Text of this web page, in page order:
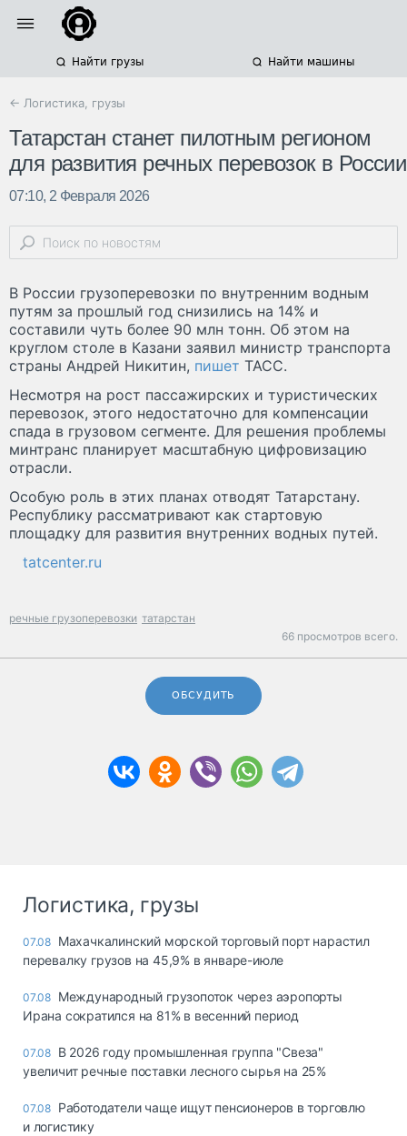
Найти грузы Найти машины
← Логистика, грузы
Татарстан станет пилотным регионом
для развития речных перевозок в России
07:10, 2 Февраля 2026
В России грузоперевозки по внутренним водным
путям за прошлый год снизились на 14% и
составили чуть более 90 млн тонн. Об этом на
круглом столе в Казани заявил министр транспорта
страны Андрей Никитин, пишет ТАСС.
Несмотря на рост пассажирских и туристических
перевозок, этого недостаточно для компенсации
спада в грузовом сегменте. Для решения проблемы
минтранс планирует масштабную цифровизацию
отрасли.
Особую роль в этих планах отводят Татарстану.
Республику рассматривают как стартовую
площадку для развития внутренних водных путей.
tatcenter.ru
речные грузоперевозки татарстан
66 просмотров всего.
ОБСУДИТЬ
Логистика, грузы
07.08 Махачкалинский морской торговый порт нарастил
перевалку грузов на 45,9% в январе-июле
07.08 Международный грузопоток через аэропорты
Ирана сократился на 81% в весенний период
07.08 В 2026 году промышленная группа "Свеза"
увеличит речные поставки лесного сырья на 25%
07.08 Работодатели чаще ищут пенсионеров в торговлю
и логистику